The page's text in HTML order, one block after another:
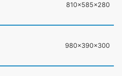
810x585x280
980x390x300